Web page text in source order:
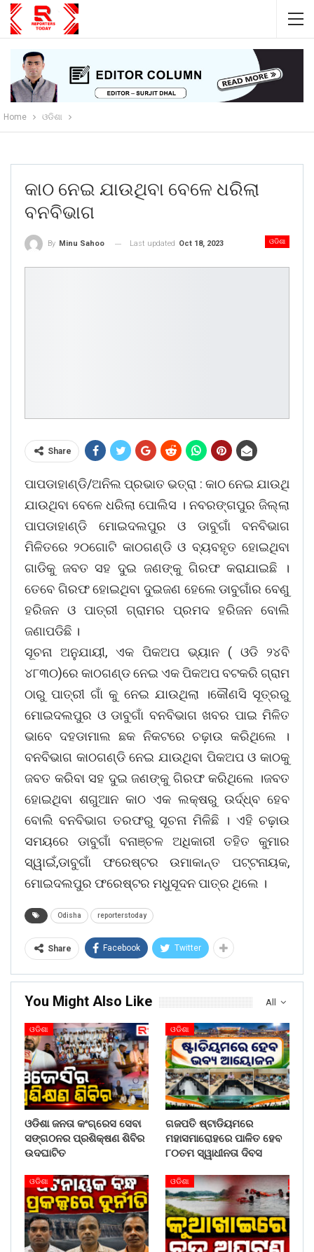
Home ଓଡିଶା
କାଠ ନେଇ ଯାଉଥିବା ବେଳେ ଧରିଲା
ବନବିଭାଗ
ଓଡିଶା
By Minu Sahoo Last updated Oct 18, 2023
Share
ପାପଡାହାଣ୍ଡି/ଅନିଲ ପ୍ରଭାତ ଭତ୍ରା : କାଠ ନେଇ ଯାଉଥି
ଯାଉଥିବା ବେଳେ ଧରିଲା ପୋଲିସ । ନବରଙ୍ଗପୁର ଜିଲ୍ଲା
ପାପଡାହାଣ୍ଡି ମୋଇଦଲପୁର ଓ ଡାବୁଗାଁ ବନବିଭାଗ
ମିଳିତରେ ୨୦ଗୋଟି କାଠଗଣ୍ଡି ଓ ବ୍ୟବହୃତ ହୋଇଥିବା
ଗାଡିକୁ ଜବତ ସହ ଦୁଇ ଜଣଙ୍କୁ ଗିରଫ କରାଯାଇଛି ।
ତେବେ ଗିରଫ ହୋଇଥିବା ଦୁଇଜଣ ହେଲେ ଡାବୁଗାଁର ବେଣୁ
ହରିଜନ ଓ ପାତ୍ରୀ ଗ୍ରାମର ପ୍ରମଦ ହରିଜନ ବୋଲି
ଜଣାପଡିଛି ।
ସୂଚନା ଅନୁଯାୟୀ, ଏକ ପିକଅପ ଭ୍ୟାନ ( ଓଡି ୨୪ବି
୪୮୩୦)ରେ କାଠଗଣ୍ଡ ନେଇ ଏକ ପିକଅପ ବଟକରି ଗ୍ରାମ
ଠାରୁ ପାତ୍ରୀ ଗାଁ କୁ ନେଇ ଯାଉଥିଲା ।କୌଣସି ସୂତ୍ରରୁ
ମୋଇଦଲପୁର ଓ ଡାବୁଗାଁ ବନବିଭାଗ ଖବର ପାଇ ମିଳିତ
ଭାବେ ଦହଡାମାଲ ଛକ ନିକଟରେ ଚଢ଼ାଉ କରିଥିଲେ ।
ବନବିଭାଗ କାଠଗଣ୍ଡି ନେଇ ଯାଉଥିବା ପିକଅପ ଓ କାଠକୁ
ଜବତ କରିବା ସହ ଦୁଇ ଜଣଙ୍କୁ ଗିରଫ କରିଥିଲେ ।ଜବତ
ହୋଇଥିବା ଶଗୁଆନ କାଠ ଏକ ଲକ୍ଷରୁ ଉର୍ଦ୍ଧ୍ବ ହେବ
ବୋଲି ବନବିଭାଗ ତରଫରୁ ସୂଚନା ମିଳିଛି । ଏହି ଚଢ଼ାଉ
ସମୟରେ ଡାବୁଗାଁ ବନାଞ୍ଚଳ ଅଧିକାରୀ ତହିତ କୁମାର
ସ୍ୱାଇଁ,ଡାବୁଗାଁ ଫରେଷ୍ଟର ଉମାକାନ୍ତ ପଟ୍ଟନାୟକ,
ମୋଇଦଲପୁର ଫରେଷ୍ଟର ମଧୁସୂଦନ ପାତ୍ର ଥିଲେ ।
Odisha reporterstoday
Share Facebook Twitter
All
You Might Also Like
ଓଡିଶା
ଓଡିଶା ଜନତା କଂଗ୍ରେସ ସେବା
ସଙ୍ଗଠନର ପ୍ରଶିକ୍ଷଣ ଶିବିର
ଉଦଘାଟିତ
ଓଡିଶା
ଗଜପତି ଷ୍ଟାଡିୟମରେ
ମହାସମାରୋହରେ ପାଳିତ ହେବ
୮୦ତମ ସ୍ୱାଧୀନତା ଦିବସ
ଓଡିଶା ଓଡିଶା